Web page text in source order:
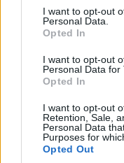
consent section.
I want to opt-out
Personal Data.
Opted In
I want to opt-out
Personal Data for
Opted In
I want to opt-out
Retention, Sale,
Personal Data
Purposes for
Opted Out
ΚΟΙΝΩΝΊΑ
Μόλις
το νέο βιβλίο του
Καραγιάννη
τις Εκδόσεις
Παρέμβαση